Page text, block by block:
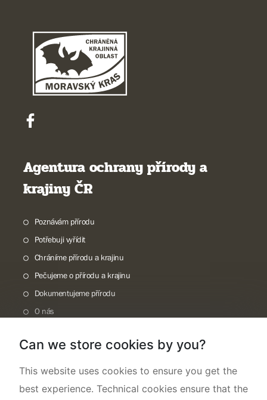
Agentura ochrany přírody a
krajiny ČR
Poznávám přírodu
Potřebuji vyřídit
Chráníme přírodu a krajinu
Pečujeme o přírodu a krajinu
Dokumentujeme přírodu
O nás
Can we store cookies by you?
This website uses cookies to ensure you get the
best experience. Technical cookies ensure that the